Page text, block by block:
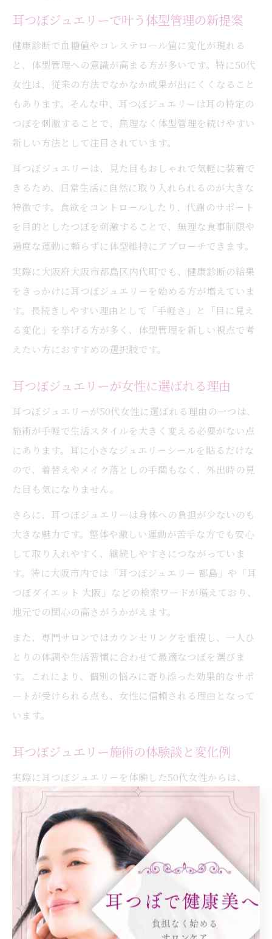
耳つぼジュエリーで叶う体型管理の新提案
健康診断で血糖値やコレステロール値に変化が現れる
と、体型管理への意識が高まる方が多いです。特に50代
女性は、従来の方法でなかなか成果が出にくくなること
もあります。そんな中、耳つぼジュエリーは耳の特定の
つぼを刺激することで、無理なく体型管理を続けやすい
新しい方法として注目されています。
耳つぼジュエリーは、見た目もおしゃれで気軽に装着で
きるため、日常生活に自然に取り入れられるのが大きな
特徴です。食欲をコントロールしたり、代謝のサポート
を目的としたつぼを刺激することで、無理な食事制限や
過度な運動に頼らずに体型維持にアプローチできます。
実際に大阪府大阪市都島区内代町でも、健康診断の結果
をきっかけに耳つぼジュエリーを始める方が増えていま
す。長続きしやすい理由として「手軽さ」と「目に見え
る変化」を挙げる方が多く、体型管理を新しい視点で考
えたい方におすすめの選択肢です。
耳つぼジュエリーが女性に選ばれる理由
耳つぼジュエリーが50代女性に選ばれる理由の一つは、
施術が手軽で生活スタイルを大きく変える必要がない点
にあります。耳に小さなジュエリーシールを貼るだけな
ので、着替えやメイク落としの手間もなく、外出時の見
た目も気になりません。
さらに、耳つぼジュエリーは身体への負担が少ないのも
大きな魅力です。整体や激しい運動が苦手な方でも安心
して取り入れやすく、継続しやすさにつながっていま
す。特に大阪市内では「耳つぼジュエリー 都島」や「耳
つぼダイエット 大阪」などの検索ワードが増えており、
地元での関心の高さがうかがえます。
また、専門サロンではカウンセリングを重視し、一人ひ
とりの体調や生活習慣に合わせて最適なつぼを選びま
す。これにより、個別の悩みに寄り添った効果的なサポ
ートが受けられる点も、女性に信頼される理由となって
います。
耳つぼジュエリー施術の体験談と変化例
実際に耳つぼジュエリーを体験した50代女性からは、
「食事の量が自然に減った」「間食の回数が減った」
「体重がゆるやかに落ち始めた」などの声が寄せられて
います。特に健康診断の数値が気になり始めた方にとっ
て、目に見える変化は大きな励みとなります。
例えば、都島区内代町で施術を受けた方の中には、2～3
ヶ月で体重やウエスト周りの数値に改善が見られたケー
スもあります。施術前後で写真を比較したり、健康診断